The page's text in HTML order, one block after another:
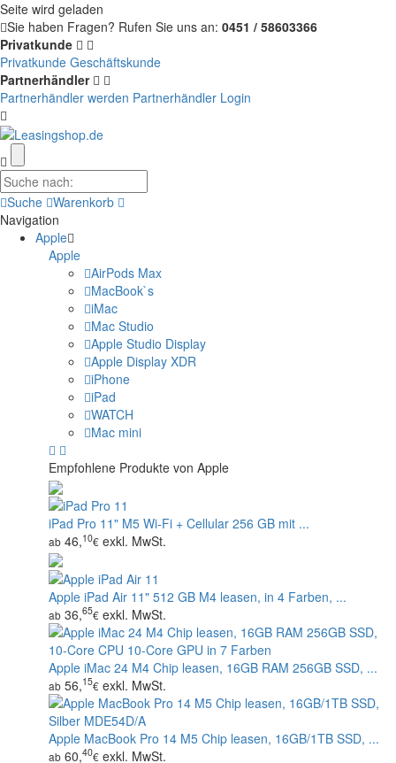
Seite wird geladen
Sie haben Fragen? Rufen Sie uns an: 0451 / 58603366
Privatkunde
Privatkunde Geschäftskunde
Partnerhändler
Partnerhändler werden Partnerhändler Login
Suche Warenkorb
Navigation
Apple
Apple
AirPods Max
MacBook`s
iMac
Mac Studio
Apple Studio Display
Apple Display XDR
iPhone
iPad
WATCH
Mac mini
Empfohlene Produkte von Apple
iPad Pro 11" M5 Wi‑Fi + Cellular 256 GB mit ...
ab 46,10€ exkl. MwSt.
Apple iPad Air 11" 512 GB M4 leasen, in 4 Farben, ...
ab 36,65€ exkl. MwSt.
Apple iMac 24 M4 Chip leasen, 16GB RAM 256GB SSD, ...
ab 56,15€ exkl. MwSt.
Apple MacBook Pro 14 M5 Chip leasen, 16GB/1TB SSD, ...
ab 60,40€ exkl. MwSt.